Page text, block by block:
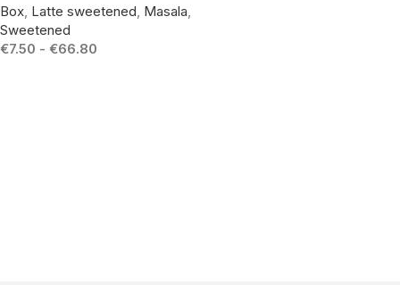
Box, Latte sweetened, Masala,
Sweetened
€7.50 - €66.80